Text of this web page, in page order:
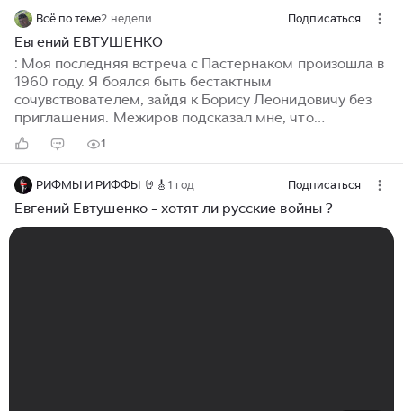
Всё по теме2 недели Подписаться
Евгений ЕВТУШЕНКО
: Моя последняя встреча с Пастернаком произошла в
1960 году. Я боялся быть бестактным
сочувствователем, зайдя к Борису Леонидовичу без
приглашения. Межиров подсказал мне, что
Пастернак, наверно, появится на концерте
Станислава Нейгауза. Мы поехали в консерваторию и
заметил нас издалека, все понял, сам подошел и,
стараясь быть как всегда веселым, сразу обогрел
добрыми словами, какими-то незаслуженными
1
РИФМЫ И РИФФЫ 🤘🎸 1 год Подписаться
Евгений Евтушенко - хотят ли русские войны ?